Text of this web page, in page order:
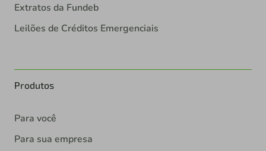
Extratos da Fundeb
Leilões de Créditos Emergenciais
Produtos
Para você
Para sua empresa